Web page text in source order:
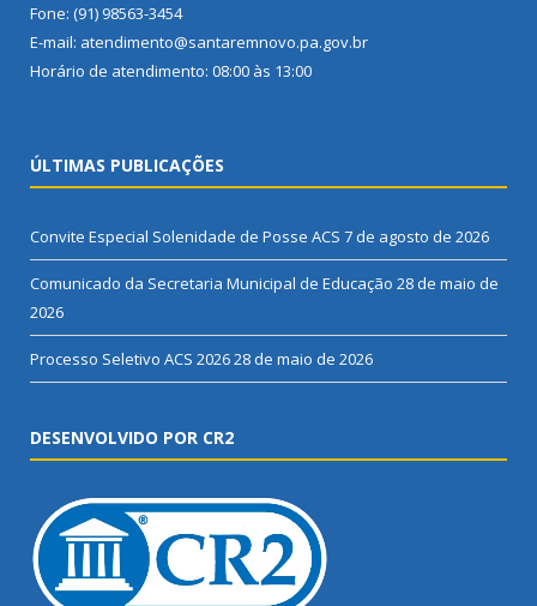
Fone: (91) 98563-3454
E-mail: atendimento@santaremnovo.pa.gov.br
Horário de atendimento: 08:00 às 13:00
ÚLTIMAS PUBLICAÇÕES
Convite Especial Solenidade de Posse ACS 7 de agosto de 2026
Comunicado da Secretaria Municipal de Educação 28 de maio de
2026
Processo Seletivo ACS 202628 de maio de 2026
DESENVOLVIDO POR CR2